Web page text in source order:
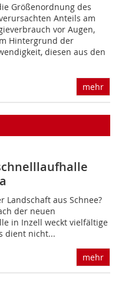
Größenordnung des
Anteils am
vor Augen,
Hintergrund der
diesen aus den
mehr
Landschaft aus Schnee?
der neuen
in Inzell weckt vielfältige
dient nicht...
mehr